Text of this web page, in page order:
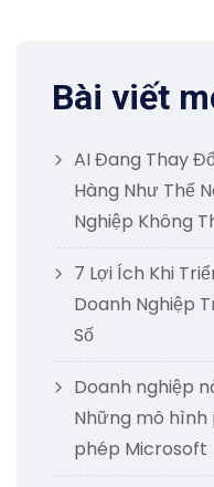
Bài viết
AI Đang Thay
Hàng Như Thế
Nghiệp Không
7 Lợi Ích Khi
Doanh Nghiệp
Số
Doanh nghiệp
Những mô
phép Microsoft